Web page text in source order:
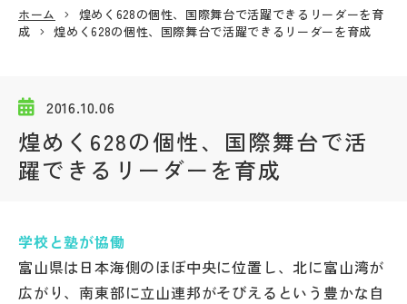
メニュー
学校動画
帰国生受験情報
ホーム
煌めく628の個性、国際舞台で活躍できるリーダーを育
成
煌めく628の個性、国際舞台で活躍できるリーダーを育成
2016.10.06
煌めく628の個性、国際舞台で活
躍できるリーダーを育成
学校と塾が協働
富山県は日本海側のほぼ中央に位置し、北に富山湾が
広がり、南東部に立山連邦がそびえるという豊かな自